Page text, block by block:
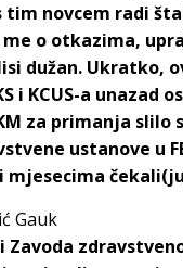
tim novcem radi šta
o otkazima,
dužan. Ukratko,
i KCUS-a unazad
za primanja slilo
ustanove u
mjesecima
Gauk
Zavoda